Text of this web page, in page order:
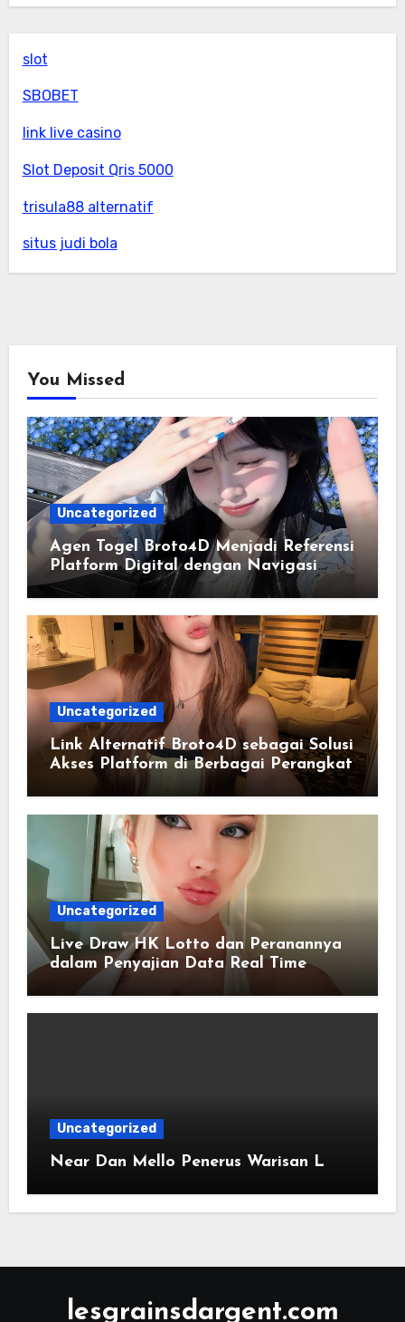
slot
SBOBET
link live casino
Slot Deposit Qris 5000
trisula88 alternatif
situs judi bola
You Missed
Uncategorized
Agen Togel Broto4D Menjadi Referensi
Platform Digital dengan Navigasi
yang Lebih Efisien
Uncategorized
Link Alternatif Broto4D sebagai Solusi
Akses Platform di Berbagai Perangkat
Uncategorized
Live Draw HK Lotto dan Peranannya
dalam Penyajian Data Real Time
Uncategorized
Near Dan Mello Penerus Warisan L
lesgrainsdargent.com